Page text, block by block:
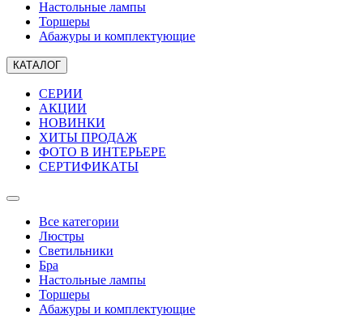
Настольные лампы
Торшеры
Абажуры и комплектующие
КАТАЛОГ
СЕРИИ
АКЦИИ
НОВИНКИ
ХИТЫ ПРОДАЖ
ФОТО В ИНТЕРЬЕРЕ
СЕРТИФИКАТЫ
Все категории
Люстры
Светильники
Бра
Настольные лампы
Торшеры
Абажуры и комплектующие